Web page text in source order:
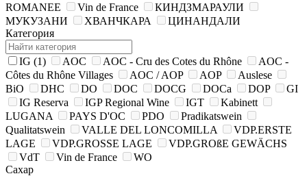
ROMANEE
Vin de France
КИНДЗМАРАУЛИ
МУКУЗАНИ
ХВАНЧКАРА
ЦИНАНДАЛИ
Категория
IG (1) AOC AOC - Cru des Cotes du Rhône
AOC -
Côtes du Rhône Villages
AOC / AOP AOP
Auslese
BiO
DHC DO DOC DOCG DOCa DOP
GI
IG Reserva
IGP Regional Wine IGT
Kabinett
LUGANA
PAYS D'OC PDO
Pradikatswein
Qualitatswein
VALLE DEL LONCOMILLA
VDP.ERSTE
LAGE
VDP.GROSSE LAGE
VDP.GROßE GEWÄCHS
VdT
Vin de France
WO
Сахар